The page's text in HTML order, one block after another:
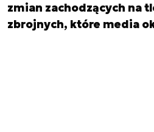
zmian zachodzących na
zbrojnych, które media